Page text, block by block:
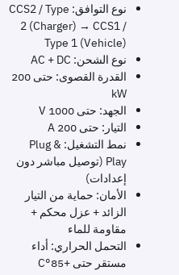
نوع التوافق: CCS2 / Type
2 (Charger) → CCS1 /
Type 1 (Vehicle)
نوع الشحن: AC + DC
القدرة القصوى: حتى 200
kW
الجهد: حتى 1000 V
التيار: حتى 200 A
نمط التشغيل: Plug &
Play (توصيل مباشر دون
إعدادات)
الأمان: حماية من التيار
الزائد + عزل محكم +
مقاومة للماء
التحمل الحراري: أداء
مستقر حتى +85°C